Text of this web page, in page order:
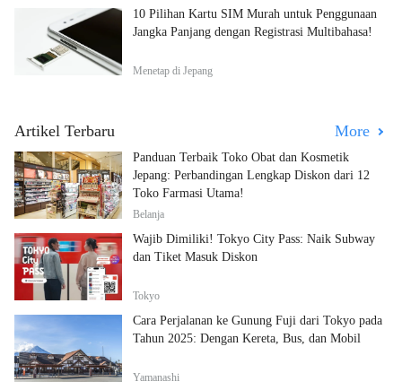
10 Pilihan Kartu SIM Murah untuk Penggunaan
Jangka Panjang dengan Registrasi Multibahasa!
Menetap di Jepang
Artikel Terbaru More
Panduan Terbaik Toko Obat dan Kosmetik
Jepang: Perbandingan Lengkap Diskon dari 12
Toko Farmasi Utama!
Belanja
Wajib Dimiliki! Tokyo City Pass: Naik Subway
dan Tiket Masuk Diskon
Tokyo
Cara Perjalanan ke Gunung Fuji dari Tokyo pada
Tahun 2025: Dengan Kereta, Bus, dan Mobil
Yamanashi